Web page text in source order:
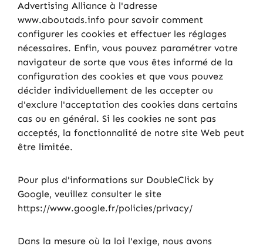
Advertising Alliance à l'adresse
www.aboutads.info pour savoir comment
configurer les cookies et effectuer les réglages
nécessaires. Enfin, vous pouvez paramétrer votre
navigateur de sorte que vous êtes informé de la
configuration des cookies et que vous pouvez
décider individuellement de les accepter ou
d'exclure l'acceptation des cookies dans certains
cas ou en général. Si les cookies ne sont pas
acceptés, la fonctionnalité de notre site Web peut
être limitée.
Pour plus d'informations sur DoubleClick by
Google, veuillez consulter le site
https://www.google.fr/policies/privacy/
Dans la mesure où la loi l'exige, nous avons